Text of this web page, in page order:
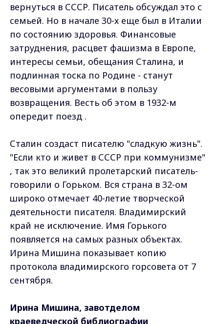
вернуться в СССР. Писатель обсуждал это с
семьей. Но в начале 30-х еще был в Италии
по состоянию здоровья. Финансовые
затруднения, расцвет фашизма в Европе,
интересы семьи, обещания Сталина, и
подлинная тоска по Родине - станут
весовыми аргументами в пользу
возвращения. Весть об этом в 1932-м
опередит поезд .
Сталин создаст писателю "сладкую жизнь".
"Если кто и живет в СССР при коммунизме"
, так это великий пролетарский писатель-
говорили о Горьком. Вся страна в 32-ом
широко отмечает 40-летие творческой
деятельности писателя. Владимирский
край не исключение. Имя Горького
появляется на самых разных объектах.
Ирина Мишина показывает копию
протокола владимирского горсовета от 7
сентября.
Ирина Мишина, завотделом
краеведческой библиографии